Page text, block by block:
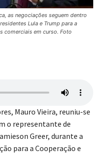
as negociações seguem dentro
Lula e Trump para a
comerciais em curso. Foto
Mauro Vieira, reuniu-se
o representante de
Greer, durante a
para a Cooperação e